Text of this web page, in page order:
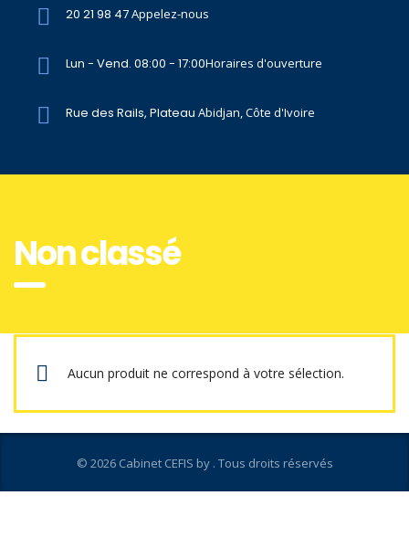
20 21 98 47Appelez-nous
Lun - Vend. 08:00 - 17:00Horaires d'ouverture
Rue des Rails, Plateau Abidjan, Côte d'Ivoire
Non classé
Aucun produit ne correspond à votre sélection.
© 2026 Cabinet CEFIS by . Tous droits réservés